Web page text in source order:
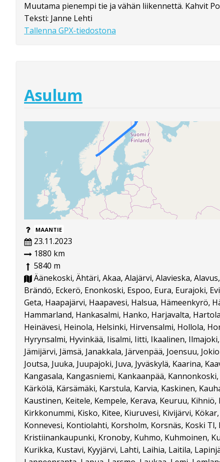
Muutama pienempi tie ja vähän liikennettä. Kahvit
Teksti: Janne Lehti
Tallenna GPX-tiedostona
Asulum
MAANTIE
23.11.2023
1880 km
5840 m
Äänekoski, Ähtäri, Akaa, Alajärvi, Alavieska,
Brändö, Eckerö, Enonkoski, Espoo, Eura, Eurajoki,
Geta, Haapajärvi, Haapavesi, Halsua, Hämeenkyrö,
Hammarland, Hankasalmi, Hanko, Harjavalta,
Heinävesi, Heinola, Helsinki, Hirvensalmi, Hollola,
Hyrynsalmi, Hyvinkää, Iisalmi, Iitti, Ikaalinen,
Jämijärvi, Jämsä, Janakkala, Järvenpää, Joensuu,
Joutsa, Juuka, Juupajoki, Juva, Jyväskylä, Kaarina,
Kangasala, Kangasniemi, Kankaanpää,
Kärkölä, Kärsämäki, Karstula, Karvia, Kaskinen,
Kaustinen, Keitele, Kempele, Kerava, Keuruu,
Kirkkonummi, Kisko, Kitee, Kiuruvesi, Kivijärvi,
Konnevesi, Kontiolahti, Korsholm, Korsnäs, Koski Tl,
Kristiinankaupunki, Kronoby, Kuhmo, Kuhmoinen,
Kurikka, Kustavi, Kyyjärvi, Lahti, Laihia, Laitila,